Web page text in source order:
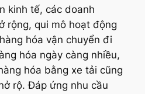
kinh tế, các doanh
rộng, qui mô hoạt động
hóa vận chuyển đi
hóa ngày càng nhiều,
hóa bằng xe tải cũng
rộ. Đáp ứng nhu cầu